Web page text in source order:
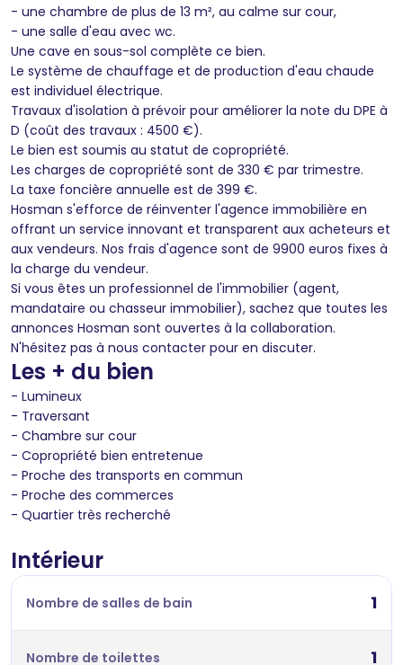
- une chambre de plus de 13 m², au calme sur cour,
- une salle d'eau avec wc.
Une cave en sous-sol complète ce bien.
Le système de chauffage et de production d'eau chaude
est individuel électrique.
Travaux d'isolation à prévoir pour améliorer la note du DPE à
D (coût des travaux : 4500 €).
Le bien est soumis au statut de copropriété.
Les charges de copropriété sont de 330 € par trimestre.
La taxe foncière annuelle est de 399 €.
Hosman s'efforce de réinventer l'agence immobilière en
offrant un service innovant et transparent aux acheteurs et
aux vendeurs. Nos frais d'agence sont de 9900 euros fixes à
la charge du vendeur.
Si vous êtes un professionnel de l'immobilier (agent,
mandataire ou chasseur immobilier), sachez que toutes les
annonces Hosman sont ouvertes à la collaboration.
N'hésitez pas à nous contacter pour en discuter.
Les + du bien
- Lumineux
- Traversant
- Chambre sur cour
- Copropriété bien entretenue
- Proche des transports en commun
- Proche des commerces
- Quartier très recherché
Intérieur
Nombre de salles de bain 1
Nombre de toilettes 1